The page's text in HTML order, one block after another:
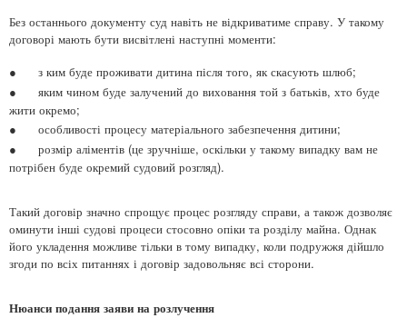
Без останнього документу суд навіть не відкриватиме справу. У такому
договорі мають бути висвітлені наступні моменти:
●
з ким буде проживати дитина після того, як скасують шлюб;
●
яким чином буде залучений до виховання той з батьків, хто буде
жити окремо;
●
особливості процесу матеріального забезпечення дитини;
●
розмір аліментів (це зручніше, оскільки у такому випадку вам не
потрібен буде окремий судовий розгляд).
Такий договір значно спрощує процес розгляду справи, а також дозволяє
оминути інші судові процеси стосовно опіки та розділу майна. Однак
його укладення можливе тільки в тому випадку, коли подружжя дійшло
згоди по всіх питаннях і договір задовольняє всі сторони.
Нюанси подання заяви на розлучення